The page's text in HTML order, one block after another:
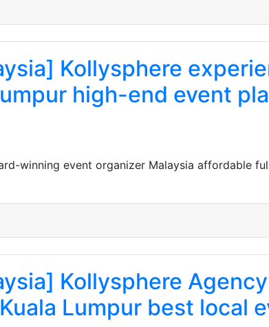
Kollysphere
high-end event
winning event organizer Malaysia affordable
Kollysphere
Lumpur best local